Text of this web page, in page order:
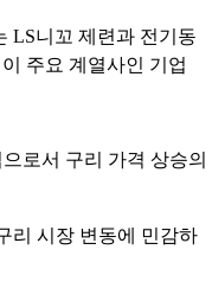
LS니꼬 제련과 전기동
주요 계열사인 기업
로서 구리 가격 상승의
리 시장 변동에 민감하